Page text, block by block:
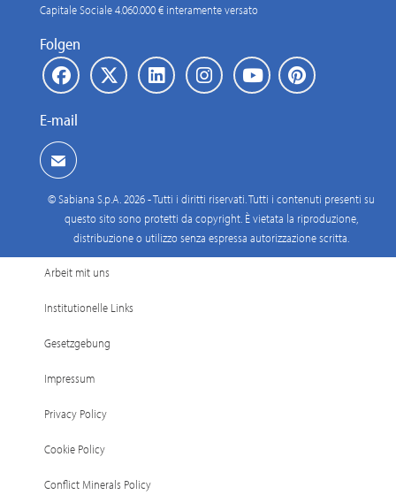
Capitale Sociale 4.060.000 € interamente versato
Folgen
E-mail
© Sabiana S.p.A. 2026 - Tutti i diritti riservati. Tutti i contenuti presenti su
questo sito sono protetti da copyright. È vietata la riproduzione,
distribuzione o utilizzo senza espressa autorizzazione scritta.
Arbeit mit uns
Institutionelle Links
Gesetzgebung
Impressum
Privacy Policy
Cookie Policy
Conflict Minerals Policy